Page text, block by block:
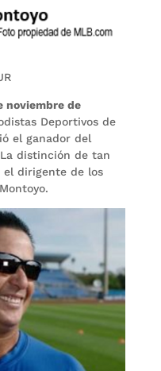
noviembre de
Deportivos de
el ganador del
distinción de tan
el dirigente de los